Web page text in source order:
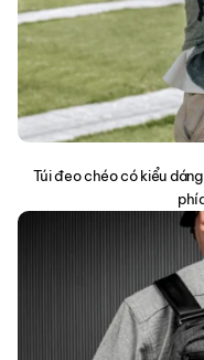
Túi đeo chéo có kiểu